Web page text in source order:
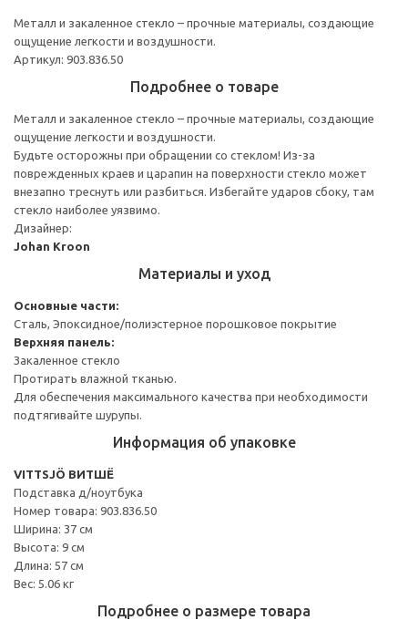
Металл и закаленное стекло – прочные материалы, создающие
ощущение легкости и воздушности.
Артикул: 903.836.50
Подробнее о товаре
Металл и закаленное стекло – прочные материалы, создающие
ощущение легкости и воздушности.
Будьте осторожны при обращении со стеклом! Из-за
поврежденных краев и царапин на поверхности стекло может
внезапно треснуть или разбиться. Избегайте ударов сбоку, там
стекло наиболее уязвимо.
Дизайнер:
Johan Kroon
Материалы и уход
Основные части:
Сталь, Эпоксидное/полиэстерное порошковое покрытие
Верхняя панель:
Закаленное стекло
Протирать влажной тканью.
Для обеспечения максимального качества при необходимости
подтягивайте шурупы.
Информация об упаковке
VITTSJÖ ВИТШЁ
Подставка д/ноутбука
Номер товара: 903.836.50
Ширина: 37 см
Высота: 9 см
Длина: 57 см
Вес: 5.06 кг
Подробнее о размере товара